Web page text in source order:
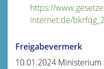
https://
internet.de/
Freigabevermerk
10.01.2024